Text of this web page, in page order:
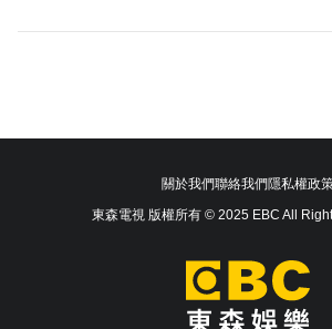
關於我們聯絡我們隱私權政
東森電視 版權所有 © 2025 EBC All